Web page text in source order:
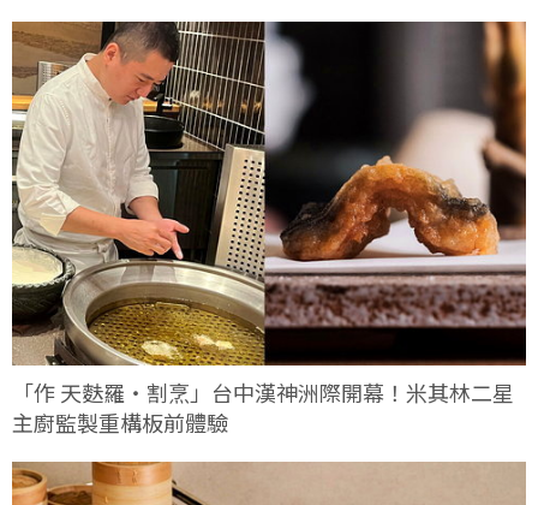
「作 天麩羅・割烹」台中漢神洲際開幕！米其林二星
主廚監製重構板前體驗